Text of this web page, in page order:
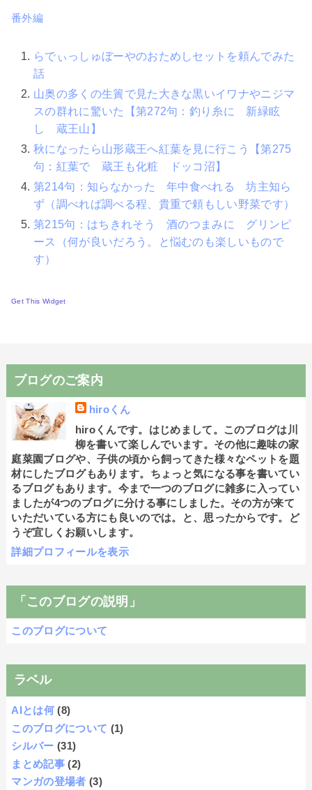
番外編
らでぃっしゅぼーやのおためしセットを頼んでみた
話
山奥の多くの生簀で見た大きな黒いイワナやニジマ
スの群れに驚いた【第272句：釣り糸に 新緑眩
し 蔵王山】
秋になったら山形蔵王へ紅葉を見に行こう【第275
句：紅葉で 蔵王も化粧 ドッコ沼】
第214句：知らなかった 年中食べれる 坊主知ら
ず（調べれば調べる程、貴重で頼もしい野菜です）
第215句：はちきれそう 酒のつまみに グリンピ
ース（何が良いだろう。と悩むのも楽しいもので
す）
Get This Widget
ブログのご案内
hiroくん
hiroくんです。はじめまして。このブログは川
柳を書いて楽しんでいます。その他に趣味の家
庭菜園ブログや、子供の頃から飼ってきた様々なペットを題
材にしたブログもあります。ちょっと気になる事を書いてい
るブログもあります。今まで一つのブログに雑多に入ってい
ましたが4つのブログに分ける事にしました。その方が来て
いただいている方にも良いのでは。と、思ったからです。ど
うぞ宜しくお願いします。
詳細プロフィールを表示
「このブログの説明」
このブログについて
ラベル
AIとは何 (8)
このブログについて (1)
シルバー (31)
まとめ記事 (2)
マンガの登場者 (3)